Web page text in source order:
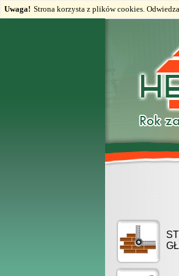
Uwaga! Strona korzysta z plików cookies.